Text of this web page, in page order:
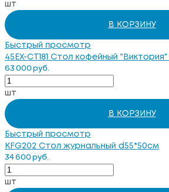
шт
В КОРЗИНУ
Быстрый просмотр
45EX-CT181 Стол кофейный
63 000 руб.
шт
В КОРЗИНУ
Быстрый просмотр
KFG202 Стол журнальный d55*50см
34 600 руб.
шт